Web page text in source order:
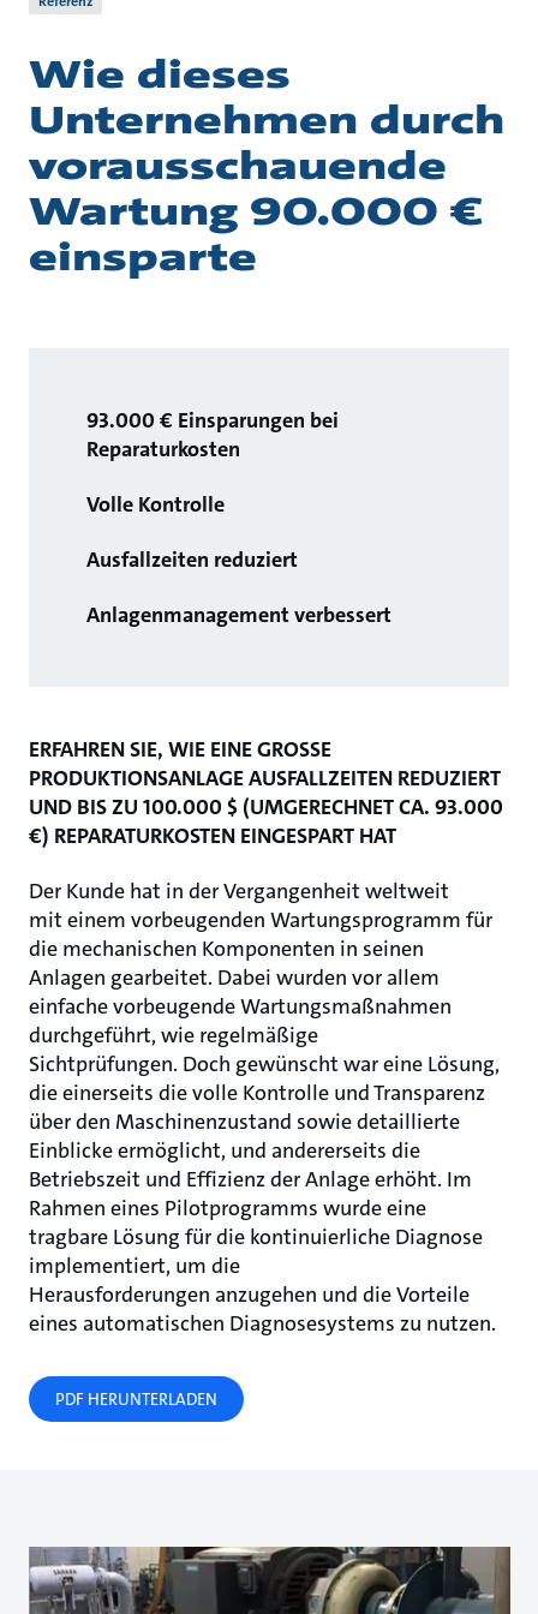
Wie dieses
Unternehmen durch
vorausschauende
Wartung 90.000 €
einsparte
93.000 € Einsparungen bei
Reparaturkosten
Volle Kontrolle
Ausfallzeiten reduziert
Anlagenmanagement verbessert
ERFAHREN SIE, WIE EINE GROSSE
PRODUKTIONSANLAGE AUSFALLZEITEN REDUZIERT
UND BIS ZU 100.000 $ (UMGERECHNET CA. 93.000
€) REPARATURKOSTEN EINGESPART HAT
Der Kunde hat in der Vergangenheit weltweit
mit einem vorbeugenden Wartungsprogramm für
die mechanischen Komponenten in seinen
Anlagen gearbeitet. Dabei wurden vor allem
einfache vorbeugende Wartungsmaßnahmen
durchgeführt, wie regelmäßige
Sichtprüfungen. Doch gewünscht war eine Lösung,
die einerseits die volle Kontrolle und Transparenz
über den Maschinenzustand sowie detaillierte
Einblicke ermöglicht, und andererseits die
Betriebszeit und Effizienz der Anlage erhöht. Im
Rahmen eines Pilotprogramms wurde eine
tragbare Lösung für die kontinuierliche Diagnose
implementiert, um die
Herausforderungen anzugehen und die Vorteile
eines automatischen Diagnosesystems zu nutzen.
PDF HERUNTERLADEN